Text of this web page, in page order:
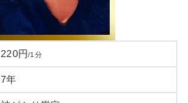
220円/1分
7年